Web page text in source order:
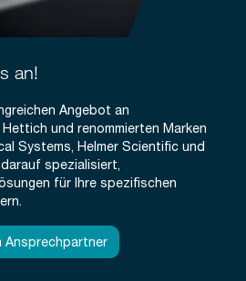
an!
Angebot an
und renommierten Marken
Systems, Helmer Scientific und
spezialisiert,
für Ihre spezifischen
Ansprechpartner